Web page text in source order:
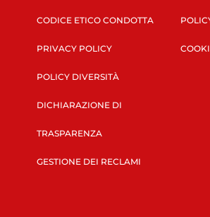
CODICE ETICO CONDOTTA
PRIVACY POLICY
POLICY DIVERSITÀ
DICHIARAZIONE DI
TRASPARENZA
GESTIONE DEI RECLAMI